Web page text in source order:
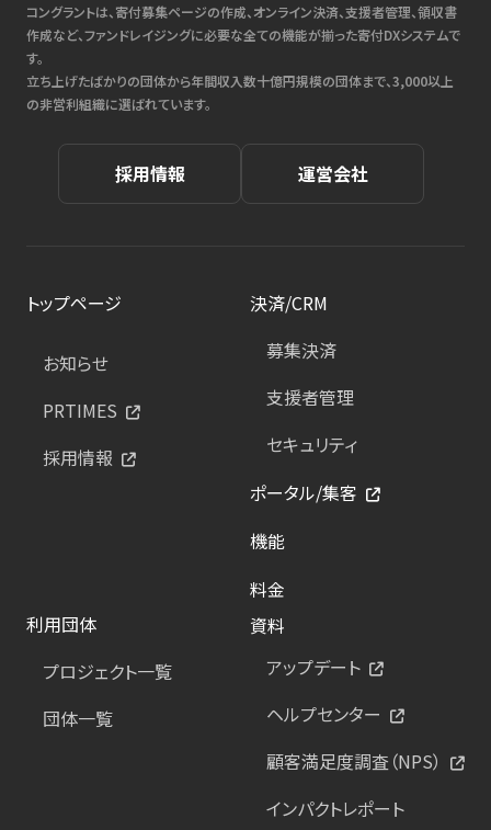
コングラントは、寄付募集ページの作成、オンライン決済、支援者管理、領収書
作成など、ファンドレイジングに必要な全ての機能が揃った寄付DXシステムで
す。
立ち上げたばかりの団体から年間収入数十億円規模の団体まで、3,000以上
の非営利組織に選ばれています。
採用情報 運営会社
トップページ
お知らせ
PRTIMES
採用情報
決済/CRM
募集決済
支援者管理
セキュリティ
ポータル/集客
機能
料金
利用団体
プロジェクト一覧
団体一覧
資料
アップデート
ヘルプセンター
顧客満足度調査（NPS）
インパクトレポート